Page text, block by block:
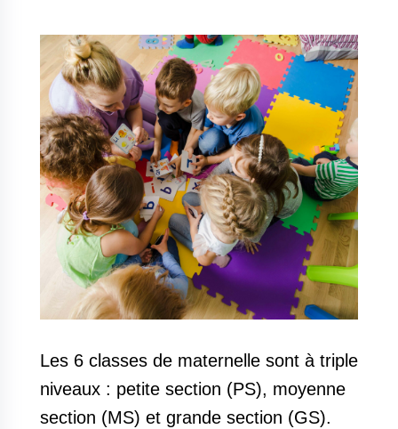
Les 6 classes de maternelle sont à triple
niveaux : petite section (PS), moyenne
section (MS) et grande section (GS).